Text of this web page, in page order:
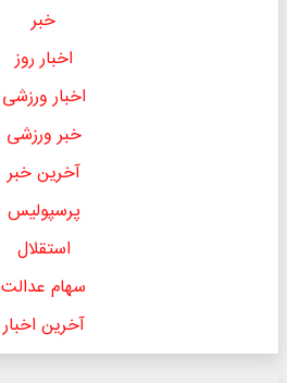
خبر
اخبار روز
اخبار ورزشی
خبر ورزشی
آخرین خبر
پرسپولیس
استقلال
سهام عدالت
آخرین اخبار